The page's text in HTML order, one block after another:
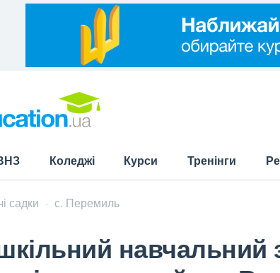
Коледжі Курси Тренінги
садки с. Перемиль
навчальний